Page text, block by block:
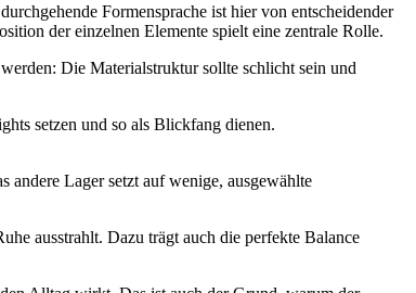
Formensprache ist hier von entscheidender
der einzelnen Elemente spielt eine zentrale Rolle.
Die Materialstruktur sollte schlicht sein und
setzen und so als Blickfang dienen.
andere Lager setzt auf wenige, ausgewählte
ausstrahlt. Dazu trägt auch die perfekte Balance